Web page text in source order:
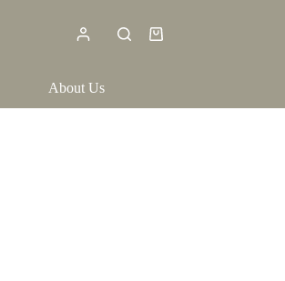
Shopping
About Us